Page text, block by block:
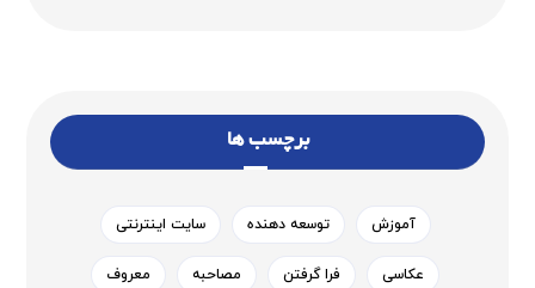
برچسب ها
آموزش توسعه دهنده سایت اینترنتی
عکاسی فرا گرفتن مصاحبه معروف